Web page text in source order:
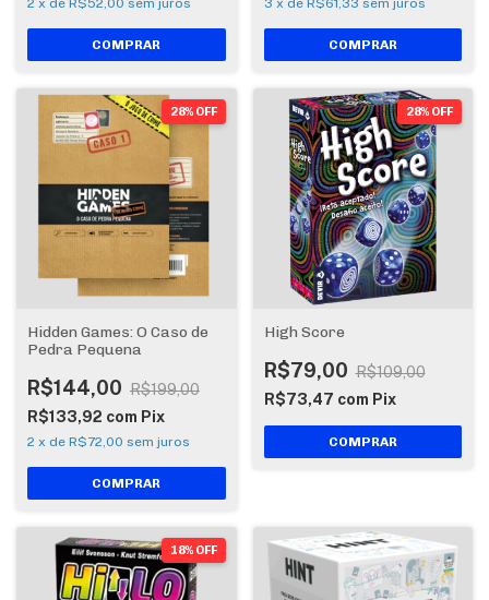
2 x de R$52,00 sem juros 3 x de R$61,33 sem juros
28% OFF
Hidden Games: O Caso de
Pedra Pequena
R$144,00 R$199,00
R$133,92 com Pix
2 x de R$72,00 sem juros
28% OFF
High Score
R$79,00 R$109,00
R$73,47 com Pix
18% OFF